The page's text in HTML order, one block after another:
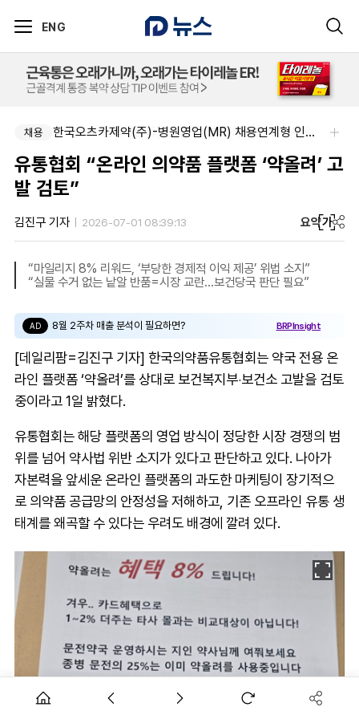
ENG
채용 주식회사 한독-[한독] 신입 및 경력 직무별 수시채용
채용 한국오츠카제약(주)-병원영업(MR) 채용연계형 인턴(신입사원) 모집 공고
유통협회 “온라인 의약품 플랫폼 ‘약올려’ 고
발 검토”
김진구 기자 2026-07-01 08:39:13 요약가
“마일리지 8% 리워드, ‘부당한 경제적 이익 제공’ 위법 소지”
“실물 수거 없는 낱알 반품=시장 교란…보건당국 판단 필요”
AD 8월 2주차 매출 분석이 필요하면? BRPInsight
[데일리팜=김진구 기자] 한국의약품유통협회는 약국 전용 온
라인 플랫폼 ‘약올려’를 상대로 보건복지부‧보건소 고발을 검토
중이라고 1일 밝혔다.
유통협회는 해당 플랫폼의 영업 방식이 정당한 시장 경쟁의 범
위를 넘어 약사법 위반 소지가 있다고 판단하고 있다. 나아가
자본력을 앞세운 온라인 플랫폼의 과도한 마케팅이 장기적으
로 의약품 공급망의 안정성을 저해하고, 기존 오프라인 유통 생
태계를 왜곡할 수 있다는 우려도 배경에 깔려 있다.